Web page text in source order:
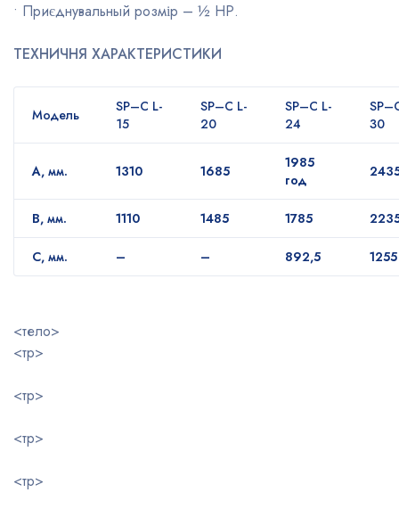
• Приєднувальный розмір – ½ НР.
ТЕХНИЧНЯ ХАРАКТЕРИСТИКИ
Модель SP–C L-
15
SP–C L-
20
SP–C L-
24
SP–
30
А, мм. 1310 1685
1985
год
B, мм. 1110 1485 1785
С, мм. – – 892,5 1255
<тело>
<тр>
<тр>
<тр>
<тр>